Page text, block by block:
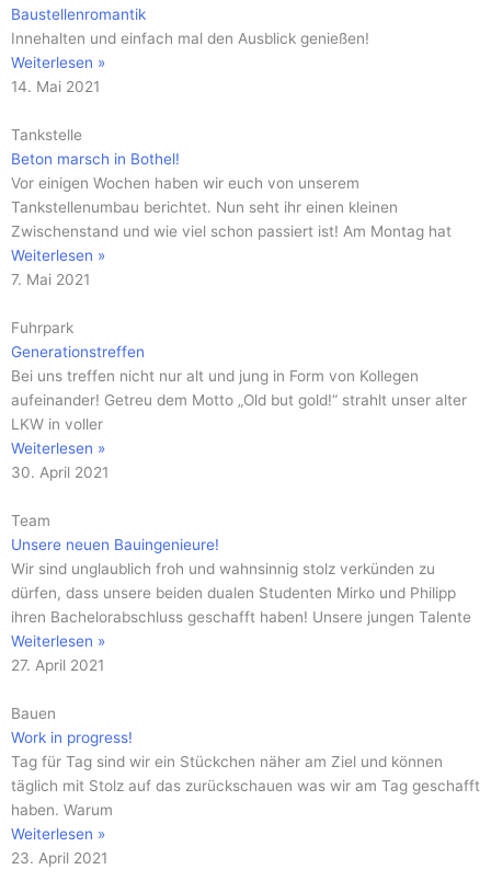
Baustellenromantik
Innehalten und einfach mal den Ausblick genießen!
Weiterlesen »
14. Mai 2021
Tankstelle
Beton marsch in Bothel!
Vor einigen Wochen haben wir euch von unserem
Tankstellenumbau berichtet. Nun seht ihr einen kleinen
Zwischenstand und wie viel schon passiert ist! Am Montag hat
Weiterlesen »
7. Mai 2021
Fuhrpark
Generationstreffen
Bei uns treffen nicht nur alt und jung in Form von Kollegen
aufeinander! Getreu dem Motto „Old but gold!“ strahlt unser alter
LKW in voller
Weiterlesen »
30. April 2021
Team
Unsere neuen Bauingenieure!
Wir sind unglaublich froh und wahnsinnig stolz verkünden zu
dürfen, dass unsere beiden dualen Studenten Mirko und Philipp
ihren Bachelorabschluss geschafft haben! Unsere jungen Talente
Weiterlesen »
27. April 2021
Bauen
Work in progress!
Tag für Tag sind wir ein Stückchen näher am Ziel und können
täglich mit Stolz auf das zurückschauen was wir am Tag geschafft
haben. Warum
Weiterlesen »
23. April 2021